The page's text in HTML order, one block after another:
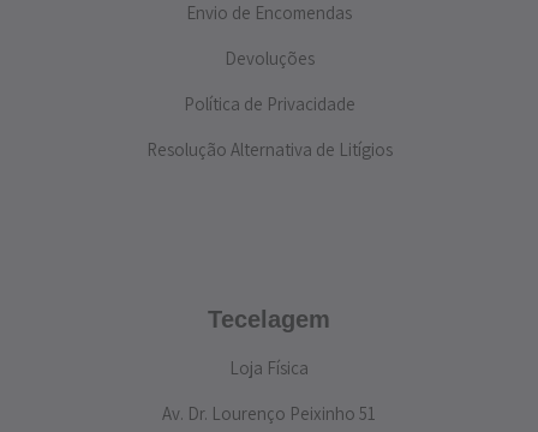
Envio de Encomendas
Devoluções
Política de Privacidade
Resolução Alternativa de Litígios
Tecelagem
Loja Física
Av. Dr. Lourenço Peixinho 51